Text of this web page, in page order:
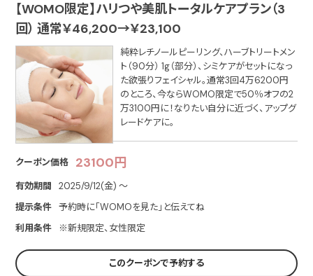
【WOMO限定】ハリつや美肌トータルケアプラン（3
回） 通常￥46,200→￥23,100
純粋レチノールピーリング、ハーブトリートメン
ト（90分） 1g（部分）、シミケアがセットになっ
た欲張りフェイシャル。通常3回4万6200円
のところ、今ならWOMO限定で50％オフの2
万3100円に！なりたい自分に近づく、アップグ
レードケアに。
クーポン価格 23100円
有効期間
2025/9/12(金) 〜
提示条件
予約時に「WOMOを見た」と伝えてね
利用条件
※新規限定、女性限定
このクーポンで予約する